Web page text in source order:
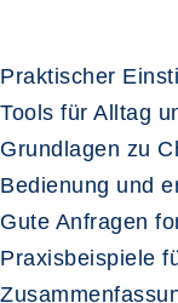
Praktischer
Tools für Alltag
Grundlagen zu
Bedienung und
Gute Anfragen
Praxisbeispiele